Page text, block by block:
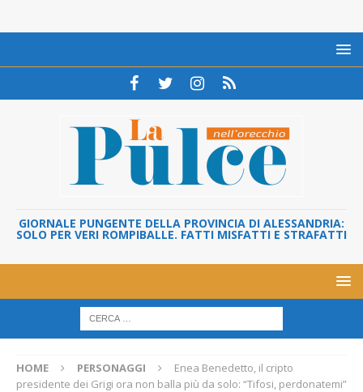
GIORNALE PUNGENTE DELLA PROVINCIA DI ALESSANDRIA:
SOLO PER VERI ROMPIBALLE. FATTI MISFATTI E STRAFATTI
HOME PERSONAGGI
Enea Benedetto, il cripto
presidente dei Grigi ora non balla più da solo: “Tifosi, perdonatemi”